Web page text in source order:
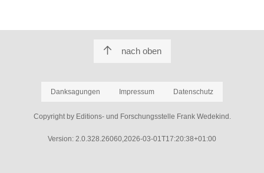
nach oben
Danksagungen Impressum Datenschutz
Copyright by Editions- und Forschungsstelle Frank Wedekind.
Version: 2.0.328.26060,2026-03-01T17:20:38+01:00